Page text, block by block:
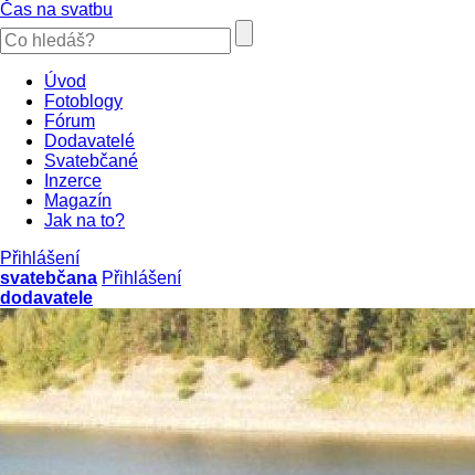
Čas na svatbu
Úvod
Fotoblogy
Fórum
Dodavatelé
Svatebčané
Inzerce
Magazín
Jak na to?
Přihlášení
svatebčana Přihlášení
dodavatele